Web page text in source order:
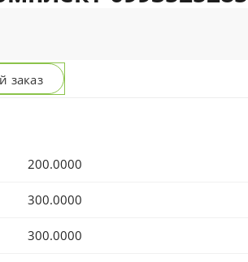
заказ
200.0000
300.0000
300.0000